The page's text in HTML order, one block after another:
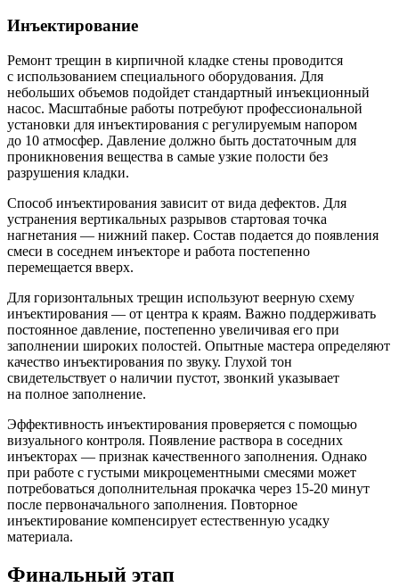
Инъектирование
Ремонт трещин в кирпичной кладке стены проводится
с использованием специального оборудования. Для
небольших объемов подойдет стандартный инъекционный
насос. Масштабные работы потребуют профессиональной
установки для инъектирования с регулируемым напором
до 10 атмосфер. Давление должно быть достаточным для
проникновения вещества в самые узкие полости без
разрушения кладки.
Способ инъектирования зависит от вида дефектов. Для
устранения вертикальных разрывов стартовая точка
нагнетания — нижний пакер. Состав подается до появления
смеси в соседнем инъекторе и работа постепенно
перемещается вверх.
Для горизонтальных трещин используют веерную схему
инъектирования — от центра к краям. Важно поддерживать
постоянное давление, постепенно увеличивая его при
заполнении широких полостей. Опытные мастера определяют
качество инъектирования по звуку. Глухой тон
свидетельствует о наличии пустот, звонкий указывает
на полное заполнение.
Эффективность инъектирования проверяется с помощью
визуального контроля. Появление раствора в соседних
инъекторах — признак качественного заполнения. Однако
при работе с густыми микроцементными смесями может
потребоваться дополнительная прокачка через 15-20 минут
после первоначального заполнения. Повторное
инъектирование компенсирует естественную усадку
материала.
Финальный этап